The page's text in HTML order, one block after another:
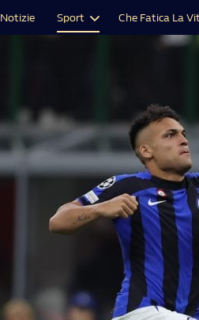
Notizie Sport Che Fatica La